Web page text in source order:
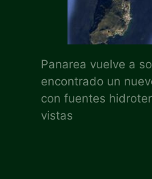
Panarea vuelve a
encontrado un
con fuentes
vistas